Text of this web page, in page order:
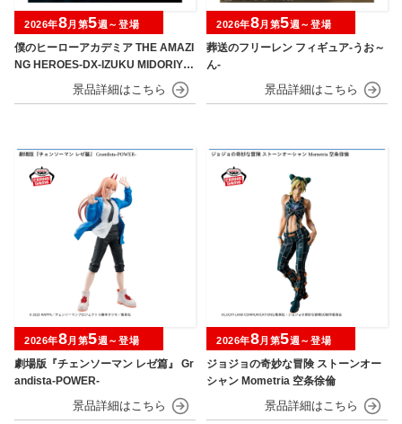
僕のヒーローアカデミア THE AMAZI
NG HEROES-DX-IZUKU MIDORIYA
OVERLAY Ⅱ
2026年8月第5週～登場
葬送のフリーレン フィギュア-うお～
ん-
2026年8月第5週～登場
劇場版『チェンソーマン レゼ篇』 Gr
andista-POWER-
2026年8月第5週～登場
ジョジョの奇妙な冒険 ストーンオー
シャン Mometria 空条徐倫
2026年8月第5週～登場